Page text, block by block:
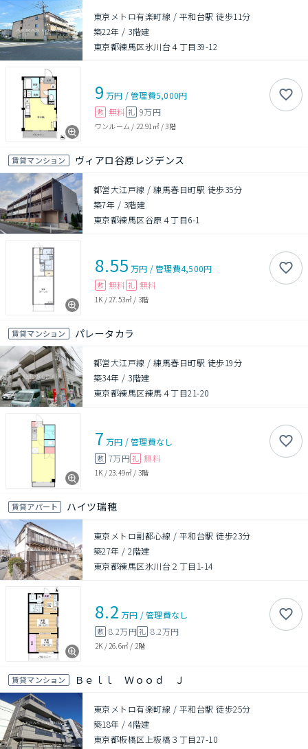
東京メトロ有楽町線 / 平和台駅 徒歩11分
築22年 / 3階建
東京都練馬区氷川台４丁目39-12
9 万円 /管理費5,000円
敷 無料 礼 9万円
ワンルーム / 22.91㎡/3階
賃貸マンション ヴィアロ谷原レジデンス
都営大江戸線 / 練馬春日町駅 徒歩35分
築7年 / 3階建
東京都練馬区谷原４丁目6-1
8.55 万円 /管理費4,500円
敷 無料 礼 無料
1K / 27.53㎡ / 3階
賃貸マンション パレータカラ
都営大江戸線 / 練馬春日町駅 徒歩19分
築34年 / 3階建
東京都練馬区練馬４丁目21-20
7 万円 /管理費なし
敷 7万円 礼 無料
1K / 23.49㎡ / 3階
賃貸アパート ハイツ瑞穂
東京メトロ副都心線 / 平和台駅 徒歩23分
築27年 /2階建
東京都練馬区氷川台２丁目1-14
8.2 万円 /管理費なし
敷 8.2万円礼 8.2万円
2K / 26.6㎡ / 2階
賃貸マンション Ｂｅｌｌ Ｗｏｏｄ Ｊ
東京メトロ有楽町線 / 平和台駅 徒歩25分
築18年 /4階建
東京都板橋区上板橋３丁目27-10